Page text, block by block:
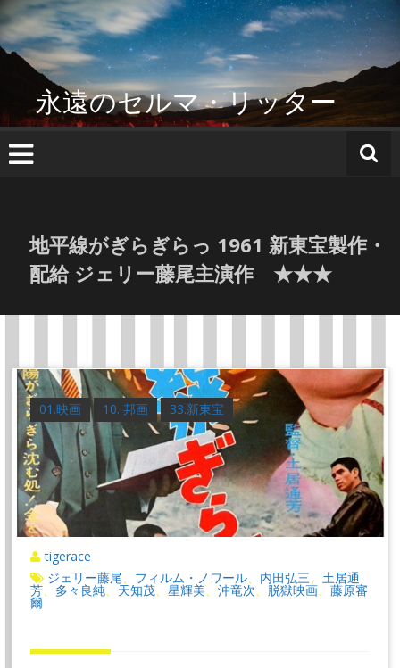
コ
ン
テ
へ
ス
キ
永遠のセルマ・リッター
地平線がぎらぎらっ 1961 新東宝製作・
配給 ジェリー藤尾主演作 ★★★
01.映画 10. 邦画 33.新東宝
tigerace
ジェリー藤尾
フィルム・ノワール 内田弘三 土居通
芳 多々良純 天知茂 、星輝美 、沖竜次 脱獄映画 、藤原審
爾